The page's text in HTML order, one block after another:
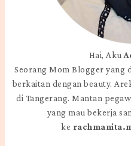
Hai, Aku
Seorang Mom Blogger yang
berkaitan dengan beauty.
di Tangerang. Mantan
yang mau bekerja
ke